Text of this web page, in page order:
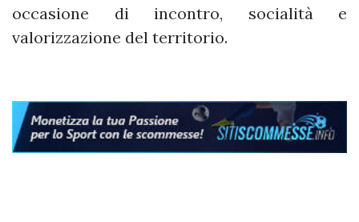
occasione di incontro, socialità e
valorizzazione del territorio.